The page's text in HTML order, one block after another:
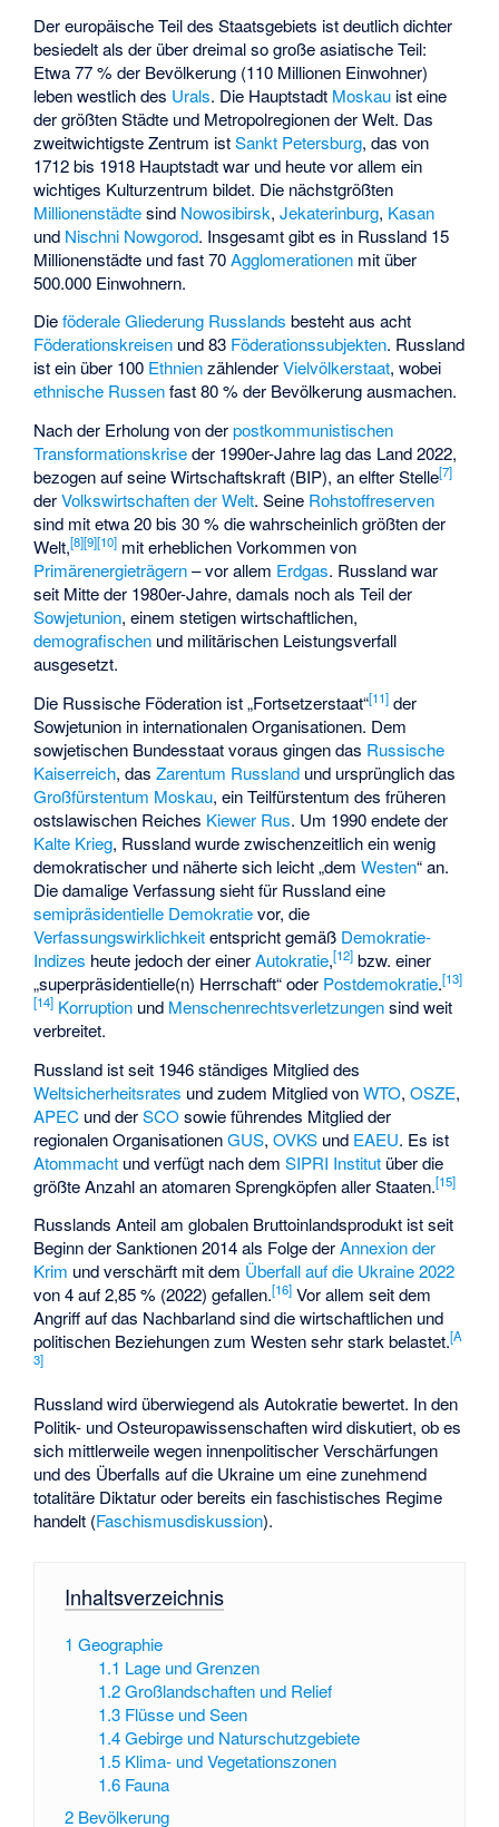
Dereuropäische Teildes Staatsgebiets ist deutlich dichter
besiedelt als der über dreimal so große asiatische Teil:
Etwa 77 % der Bevölkerung (110 Millionen Einwohner)
leben westlich des Urals. Die Hauptstadt Moskau ist eine
der größten Städte und Metropolregionen der Welt. Das
zweitwichtigste Zentrum istSankt Petersburg, das von
1712 bis 1918 Hauptstadt war und heute vor allem ein
wichtiges Kulturzentrum bildet. Die nächstgrößten
Millionenstädtesind Nowosibirsk,Jekaterinburg, Kasan
und Nischni Nowgorod. Insgesamt gibt es in Russland 15
Millionenstädte und fast 70Agglomerationen mit über
500.000 Einwohnern.
Dieföderale Gliederung Russlands besteht aus acht
Föderationskreisen und 83 Föderationssubjekten. Russland
ist ein über 100 EthnienzählenderVielvölkerstaat, wobei
ethnische Russenfast 80 % der Bevölkerung ausmachen.
Nach der Erholung von derpostkommunistischen
Transformationskriseder 1990er-Jahre lag das Land 2022,
bezogen auf seine Wirtschaftskraft (BIP), an elfter Stelle[7]
derVolkswirtschaften der Welt. Seine Rohstoffreserven
sind mit etwa 20 bis 30 % die wahrscheinlich größten der
Welt,[8][9][10] mit erheblichen Vorkommen von
Primärenergieträgern– vor allem Erdgas. Russland war
seit Mitte der 1980er-Jahre, damals noch als Teil der
Sowjetunion, einem stetigen wirtschaftlichen,
demografischen und militärischen Leistungsverfall
ausgesetzt.
Die Russische Föderation ist „Fortsetzerstaat“[11] der
Sowjetunion in internationalen Organisationen. Dem
sowjetischen Bundesstaat voraus gingen das Russische
Kaiserreich, dasZarentum Russland und ursprünglich das
Großfürstentum Moskau, ein Teilfürstentum des früheren
ostslawischen Reiches Kiewer Rus. Um 1990 endete der
Kalte Krieg, Russland wurde zwischenzeitlich ein wenig
demokratischer und näherte sich leicht „demWesten“ an.
Die damalige Verfassung sieht für Russland eine
semipräsidentielle Demokratievor, die
Verfassungswirklichkeitentspricht gemäß Demokratie-
Indizes heute jedoch der einerAutokratie,[12] bzw. einer
„superpräsidentielle(n) Herrschaft“ oder Postdemokratie.[13]
[14] Korruption und Menschenrechtsverletzungensind weit
verbreitet.
Russland ist seit 1946 ständiges Mitglied des
Weltsicherheitsrates und zudem Mitglied vonWTO,OSZE,
APEC und derSCOsowie führendes Mitglied der
regionalen OrganisationenGUS,OVKS und EAEU. Es ist
Atommacht und verfügt nach demSIPRI Institut über die
größte Anzahl an atomaren Sprengköpfen aller Staaten.[15]
Russlands Anteil am globalen Bruttoinlandsprodukt ist seit
Beginn der Sanktionen 2014 als Folge derAnnexion der
Krim und verschärft mit dem Überfall auf die Ukraine 2022
von 4 auf 2,85 % (2022) gefallen.[16] Vor allem seit dem
Angriff auf das Nachbarland sind die wirtschaftlichen und
politischen Beziehungen zum Westen sehr stark belastet.[A
3]
Russland wird überwiegend als Autokratie bewertet. In den
Politik- und Osteuropawissenschaften wird diskutiert, ob es
sich mittlerweile wegen innenpolitischer Verschärfungen
und des Überfalls auf die Ukraine um eine zunehmend
totalitäre Diktatur oder bereits ein faschistisches Regime
handelt (Faschismusdiskussion).
Inhaltsverzeichnis
1 Geographie
1.1 Lage und Grenzen
1.2 Großlandschaften und Relief
1.3 Flüsse und Seen
1.4 Gebirge und Naturschutzgebiete
1.5 Klima- und Vegetationszonen
1.6 Fauna
2 Bevölkerung